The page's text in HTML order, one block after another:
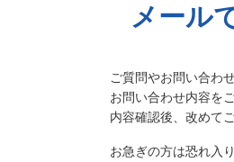
メール
ご質問やお問い合わ
お問い合わせ内容を
内容確認後、改めて
お急ぎの方は恐れ入